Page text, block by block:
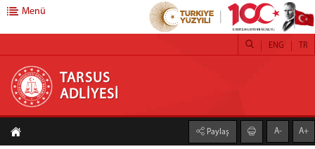
TARSUS ADLİYESİ
ANASAYFA
ADLİYEMİZ
Menü
TARSUS
ADLİYESİ
TR
ENG
Paylaş A- A+